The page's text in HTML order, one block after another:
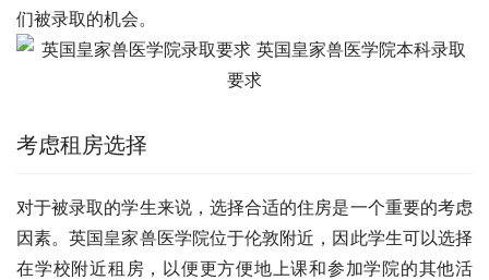
们被录取的机会。
考虑租房选择
对于被录取的学生来说，选择合适的住房是一个重要的考虑
因素。英国皇家兽医学院位于伦敦附近，因此学生可以选择
在学校附近租房，以便更方便地上课和参加学院的其他活